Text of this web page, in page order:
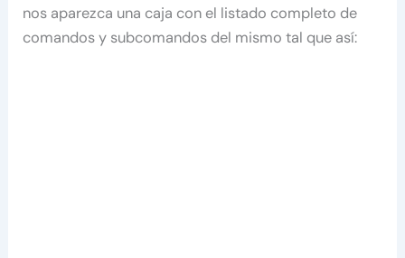
nos aparezca una caja con el listado completo de
comandos y subcomandos del mismo tal que así: